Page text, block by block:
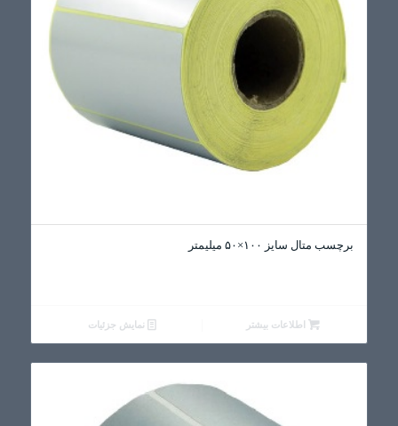
برچسب متال سایز ۱۰۰×۵۰ میلیمتر
اطلاعات بیشتر نمایش جزئیات